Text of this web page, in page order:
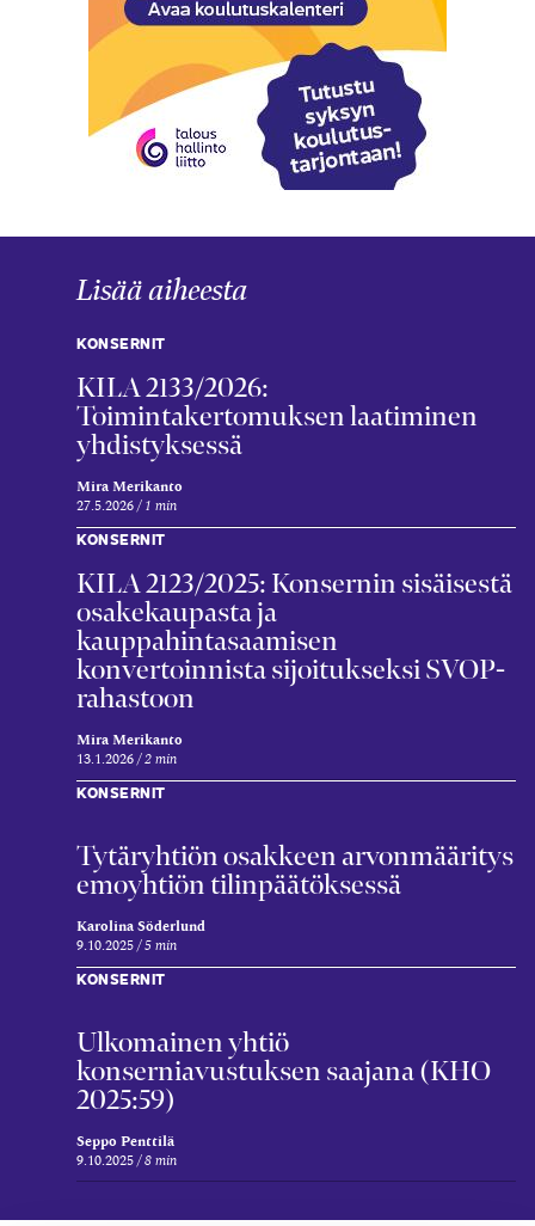
Lisää aiheesta
KONSERNIT
KILA 2133/2026:
Toimintakertomuksen laatiminen
yhdistyksessä
Mira Merikanto
27.5.2026 1 min
KONSERNIT
KILA 2123/2025: Konsernin sisäisestä
osakekaupasta ja
kauppahintasaamisen
konvertoinnista sijoitukseksi SVOP-
rahastoon
Mira Merikanto
13.1.2026 2 min
KONSERNIT
Tytär­yhtiön osakkeen arvon­määritys
emo­yhtiön tilin­päätöksessä
Karolina Söderlund
9.10.2025 5 min
KONSERNIT
Ulkomainen yhtiö
konserniavustuksen saajana (KHO
2025:59)
Seppo Penttilä
9.10.2025 8 min